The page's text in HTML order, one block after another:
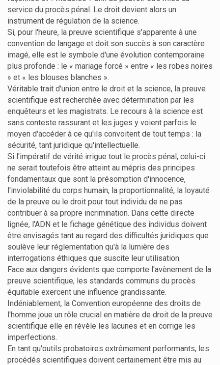
service du procès pénal. Le droit devient alors un
instrument de régulation de la science.
Si, pour l'heure, la preuve scientifique s'apparente à une
convention de langage et doit son succès à son caractère
imagé, elle est le symbole d'une évolution contemporaine
plus profonde : le « mariage forcé » entre « les robes noires
» et « les blouses blanches ».
Véritable trait d'union entre le droit et la science, la preuve
scientifique est recherchée avec détermination par les
enquêteurs et les magistrats. Le recours à la science est
sans conteste rassurant et les juges y voient parfois le
moyen d'accéder à ce qu'ils convoitent de tout temps : la
sécurité, tant juridique qu'intellectuelle.
Si l'impératif de vérité irrigue tout le procès pénal, celui-ci
ne serait toutefois être atteint au mépris des principes
fondamentaux que sont la présomption d'innocence,
l'inviolabilité du corps humain, la proportionnalité, la loyauté
de la preuve ou le droit pour tout individu de ne pas
contribuer à sa propre incrimination. Dans cette directe
lignée, l'ADN et le fichage génétique des individus doivent
être envisagés tant au regard des difficultés juridiques que
soulève leur réglementation qu'à la lumière des
interrogations éthiques que suscite leur utilisation.
Face aux dangers évidents que comporte l'avènement de la
preuve scientifique, les standards communs du procès
équitable exercent une influence grandissante.
Indéniablement, la Convention européenne des droits de
l'homme joue un rôle crucial en matière de droit de la preuve
scientifique elle en révèle les lacunes et en corrige les
imperfections.
En tant qu'outils probatoires extrêmement performants, les
procédés scientifiques doivent certainement être mis au